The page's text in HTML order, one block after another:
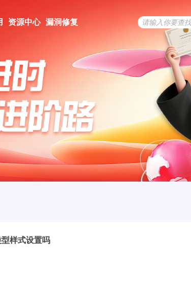
资源中心 漏洞修复
样式设置吗